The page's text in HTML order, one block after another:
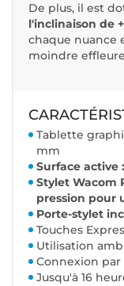
De plus, il est
l'inclinaison de
chaque nuance
moindre
Tablette
mm
Surface active
Stylet Wacom
pression pour
Porte-stylet
Touches
Utilisation
Connexion
Jusqu'à 16